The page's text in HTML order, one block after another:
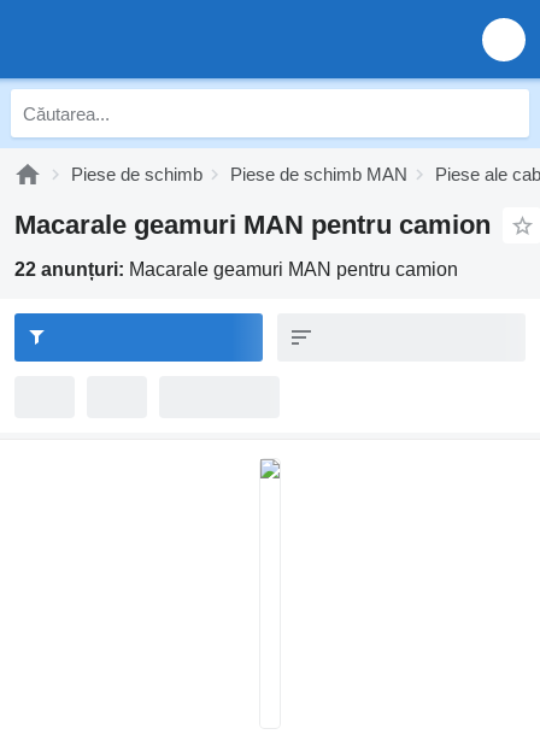
Piese de schimb Piese de schimb MAN Piese ale
Macarale geamuri MAN pentru camion
22 anunțuri: Macarale geamuri MAN pentru camion